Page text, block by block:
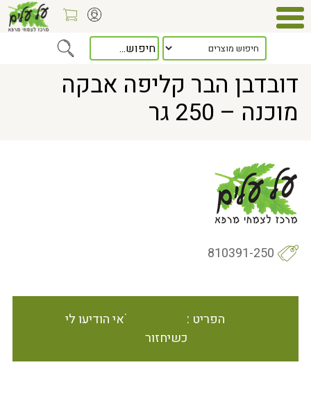
> דובדבן הבר קליפה אבקה מוכנה – 250 גר
דובדבן הבר קליפה אבקה
מוכנה – 250 גר
810391-250
הפריט אינו זמין במלאי הודיעו לי
כשיחזור